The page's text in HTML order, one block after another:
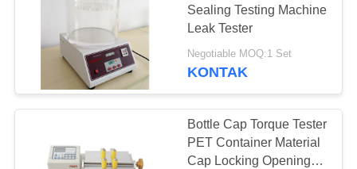
Ruang uji garam
semprot
15
Sealing Testing Machine
Leak Tester
Negotiable MOQ:1 Set
KONTAK
Bottle Cap Torque Tester
PET Container Material
Cap Locking Opening